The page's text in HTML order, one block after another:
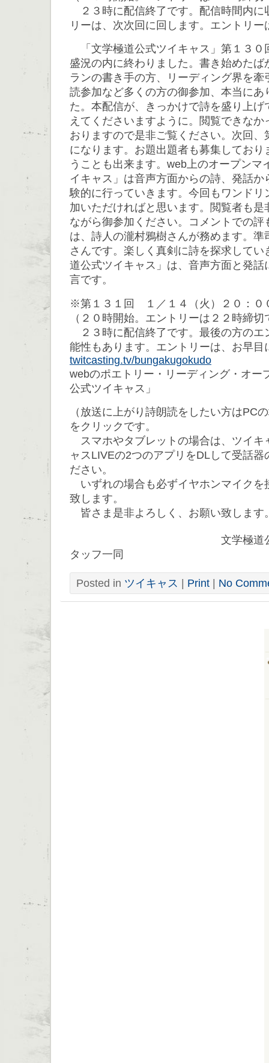
２３時に配信終了です。配信時間内に
リーは、次次回に回します。エントリー
「文学極道公式ツイキャス」第１３０
盛況の内に終わりました。書き始めたば
ランの書き手の方、リーディング界を
読参加など多くの方の御参加、本当にあ
た。本配信が、きっかけで詩を盛り上げ
えてくださいますように。閲覧できな
おりますので是非ご覧ください。次回、
になります。お題出題者も募集しており
うことも出来ます。web上のオープンマ
イキャス」は音声方面からの詩、発話
験的に行っていきます。今回もワンドリ
加いただければと思います。閲覧者も是
ながら御参加ください。コメントでの評
は、詩人の瀧村鴉樹さんが務めます。準
さんです。楽しく真剣に詩を探求して
道公式ツイキャス」は、音声方面と発話
言です。
※第１３１回 １／１４（火）２０：
（２０時開始。エントリーは２２時締切
２３時に配信終了です。最後の方のエ
能性もあります。エントリーは、お早目
twitcasting.tv/bungakugokudo
webのポエトリー・リーディング・オー
公式ツイキャス」
（放送に上がり詩朗読をしたい方はPC
をクリックです。
スマホやタブレットの場合は、ツイキ
ャスLIVEの2つのアプリをDLして受話
ださい。
いずれの場合も必ずイヤホンマイクを
致します。
皆さま是非よろしく、お願い致します
文学極道公式ツイ
タッフ一同
Posted in ツイキャス Print No